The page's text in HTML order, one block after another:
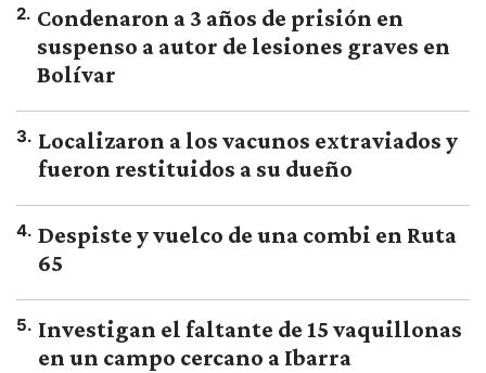
2. Condenaron a 3 años de prisión en
suspenso a autor de lesiones graves en
Bolívar
3. Localizaron a los vacunos extraviados y
fueron restituidos a su dueño
4. Despiste y vuelco de una combi en Ruta
65
5. Investigan el faltante de 15 vaquillonas
en un campo cercano a Ibarra